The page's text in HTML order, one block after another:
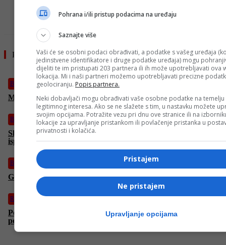
Pročitajte još
BiH
Mijatović poručio: Tek slijede crni dani za sve nas!
BiH
Slučajnost ili poruka? Vatra progutala Vukanovićev automobil
ispred kuće. Oglasila se policija!
BiH
Građani, oprez: U ovom dijelu BiH voda nije za piće!
Region
Pojavio se cijeli snimak tragedije u Budvi: Tijana molila za
pomoć, sada je jasno šta se desilo
Pohrana i/ili pristup podacima na uređaju
Saznajte više
Vaši će se osobni podaci obrađivati, a podatke s vašeg uređaja
jedinstvene identifikatore i druge podatke uređaja) mogu
dijeliti te im pristupati 203 partnera ili ih može upotrebljavati ova
lokacija. Mi i naši partneri možemo upotrebljavati precizne
geolociranju. Popis partnera.
Neki dobavljači mogu obrađivati vaše osobne podatke na temelju
legitimnog interesa. Ako se ne slažete s tim, u nastavku možete
svojim opcijama. Potražite vezu pri dnu ove stranice ili na
lokacije za upravljanje pristankom ili povlačenje pristanka u
privatnosti i kolačića.
Pristajem
Ne pristajem
Upravljanje opcijama